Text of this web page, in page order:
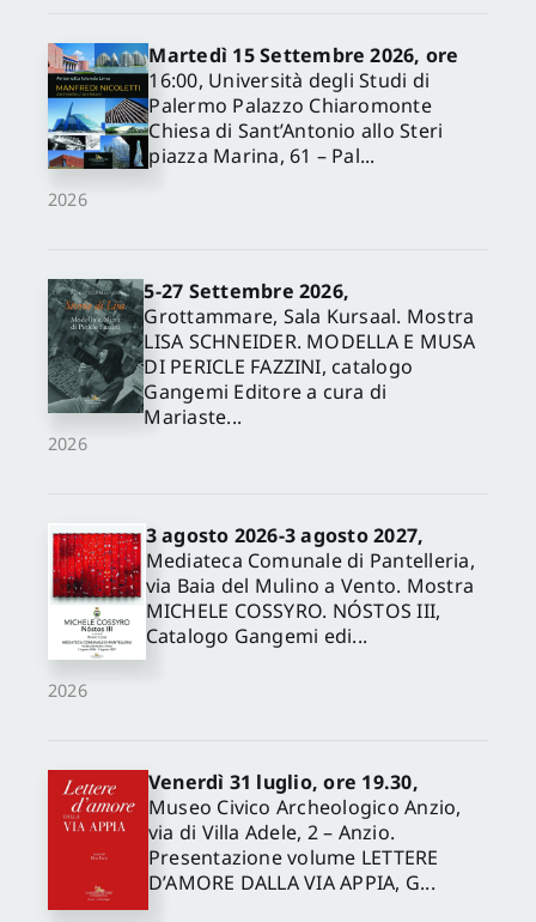
2026
Martedì 15 Settembre 2026, ore
16:00, Università degli Studi di
Palermo Palazzo Chiaromonte
Chiesa di Sant’Antonio allo Steri
piazza Marina, 61 – Pal...
2026
5-27 Settembre 2026,
Grottammare, Sala Kursaal. Mostra
LISA SCHNEIDER. MODELLA E MUSA
DI PERICLE FAZZINI, catalogo
Gangemi Editore a cura di
Mariaste...
2026
3 agosto 2026-3 agosto 2027,
Mediateca Comunale di Pantelleria,
via Baia del Mulino a Vento. Mostra
MICHELE COSSYRO. NÓSTOS III,
Catalogo Gangemi edi...
Venerdì 31 luglio, ore 19.30,
Museo Civico Archeologico Anzio,
via di Villa Adele, 2 – Anzio.
Presentazione volume LETTERE
D’AMORE DALLA VIA APPIA, G...